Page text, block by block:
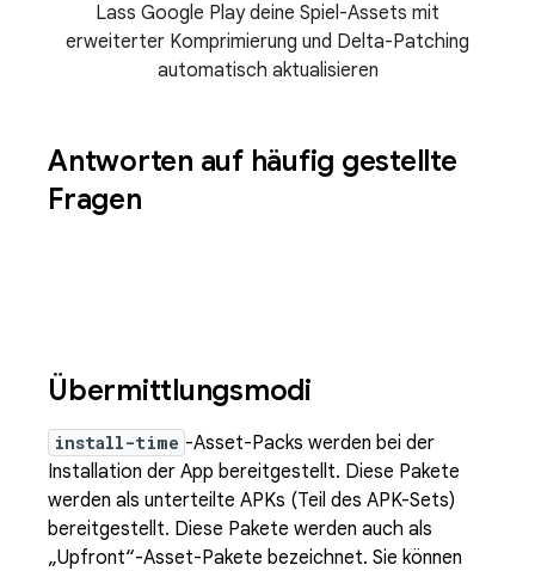
Lass Google Play deine Spiel-Assets mit
erweiterter Komprimierung und Delta-Patching
automatisch aktualisieren
Antworten auf häufig gestellte
Fragen
Übermittlungsmodi
install-time -Asset-Packs werden bei der
Installation der App bereitgestellt. Diese Pakete
werden als unterteilte APKs (Teil des APK-Sets)
bereitgestellt. Diese Pakete werden auch als
„Upfront“-Asset-Pakete bezeichnet. Sie können